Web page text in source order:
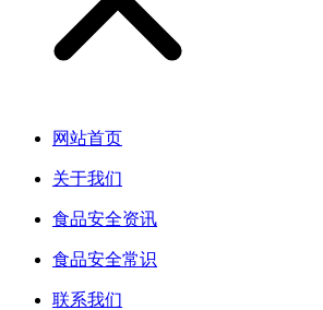
网站首页
关于我们
食品安全资讯
食品安全常识
联系我们